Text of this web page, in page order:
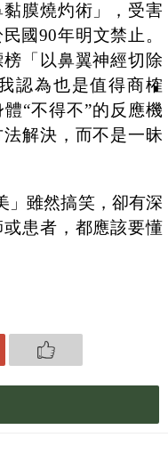
膜燒灼術」，受害
民國90年明文禁止。
「以鼻翼神經切除
認為也是值得商榷
“不得不”的反應機
解決，而不是一昧
」雖然搞笑，卻有深
患者，都應該要懂